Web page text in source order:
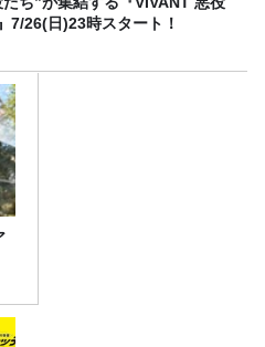
7/26(日)23時スタート！